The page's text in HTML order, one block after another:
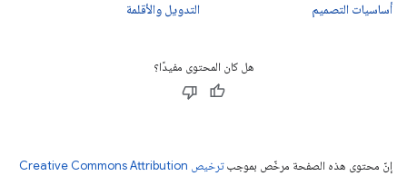
أساسيات التصميم
التدويل والأقلمة
هل كان المحتوى مفيدًا؟
إنّ محتوى هذه الصفحة مرخّص بموجب
ترخيص Creative Commons Attribution